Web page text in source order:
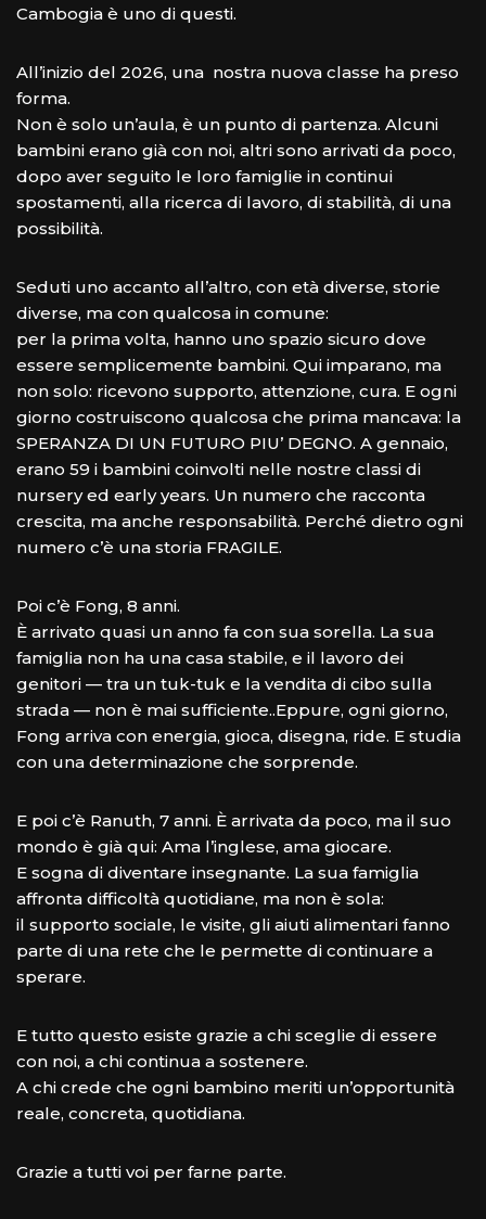
Cambogia è uno di questi.
All’inizio del 2026, una nostra nuova classe ha preso
forma.
Non è solo un’aula, è un punto di partenza. Alcuni
bambini erano già con noi, altri sono arrivati da poco,
dopo aver seguito le loro famiglie in continui
spostamenti, alla ricerca di lavoro, di stabilità, di una
possibilità.
Seduti uno accanto all’altro, con età diverse, storie
diverse, ma con qualcosa in comune:
per la prima volta, hanno uno spazio sicuro dove
essere semplicemente bambini. Qui imparano, ma
non solo: ricevono supporto, attenzione, cura. E ogni
giorno costruiscono qualcosa che prima mancava: la
SPERANZA DI UN FUTURO PIU’ DEGNO. A gennaio,
erano 59 i bambini coinvolti nelle nostre classi di
nursery ed early years. Un numero che racconta
crescita, ma anche responsabilità. Perché dietro ogni
numero c’è una storia FRAGILE.
Poi c’è Fong, 8 anni.
È arrivato quasi un anno fa con sua sorella. La sua
famiglia non ha una casa stabile, e il lavoro dei
genitori — tra un tuk-tuk e la vendita di cibo sulla
strada — non è mai sufficiente..Eppure, ogni giorno,
Fong arriva con energia, gioca, disegna, ride. E studia
con una determinazione che sorprende.
E poi c’è Ranuth, 7 anni. È arrivata da poco, ma il suo
mondo è già qui: Ama l’inglese, ama giocare.
E sogna di diventare insegnante. La sua famiglia
affronta difficoltà quotidiane, ma non è sola:
il supporto sociale, le visite, gli aiuti alimentari fanno
parte di una rete che le permette di continuare a
sperare.
E tutto questo esiste grazie a chi sceglie di essere
con noi, a chi continua a sostenere.
A chi crede che ogni bambino meriti un’opportunità
reale, concreta, quotidiana.
Grazie a tutti voi per farne parte.